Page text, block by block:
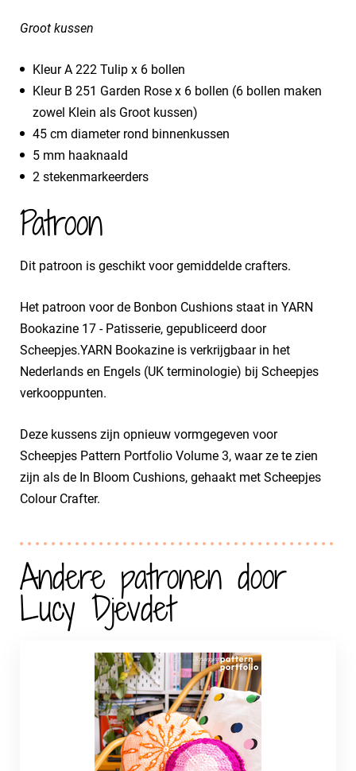
Groot kussen
​Kleur A 222 Tulip x 6 bollen
Kleur B 251 Garden Rose x 6 bollen (6 bollen maken
zowel Klein als Groot kussen)
45 cm diameter rond binnenkussen
5 mm haaknaald
2 stekenmarkeerders
Patroon
Dit patroon is geschikt voor gemiddelde crafters.
Het patroon voor de Bonbon Cushions staat in YARN
Bookazine 17 - Patisserie, gepubliceerd door
Scheepjes.YARN Bookazine is verkrijgbaar in het
Nederlands en Engels (UK terminologie) bij Scheepjes
verkooppunten.
Deze kussens zijn opnieuw vormgegeven voor
Scheepjes Pattern Portfolio Volume 3, waar ze te zien
zijn als de In Bloom Cushions, gehaakt met Scheepjes
Colour Crafter.
Andere patronen door
Lucy Djevdet